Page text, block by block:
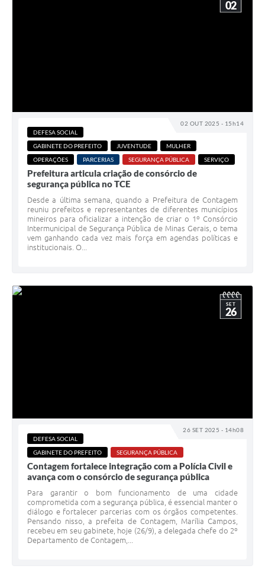
02 OUT 2025 - 15h14
02
DEFESA SOCIAL
GABINETE DO PREFEITO
JUVENTUDE
MULHER
OPERAÇÕES
PARCERIAS SEGURANÇA PÚBLICA SERVIÇO
Prefeitura articula criação de consórcio de
segurança pública no TCE
Desde a última semana, quando a Prefeitura de Contagem
reuniu prefeitos e representantes de diferentes municípios
mineiros para oficializar a intenção de criar o 1º Consórcio
Intermunicipal de Segurança Pública de Minas Gerais, o tema
vem ganhando cada vez mais força em agendas políticas e
institucionais. O...
26 SET 2025 - 14h08
SET
26
DEFESA SOCIAL
GABINETE DO PREFEITO
SEGURANÇA PÚBLICA
Contagem fortalece integração com a Polícia Civil e
avança com o consórcio de segurança pública
Para garantir o bom funcionamento de uma cidade
comprometida com a segurança pública, é essencial manter o
diálogo e fortalecer parcerias com os órgãos competentes.
Pensando nisso, a prefeita de Contagem, Marília Campos,
recebeu em seu gabinete, hoje (26/9), a delegada chefe do 2º
Departamento de Contagem,...